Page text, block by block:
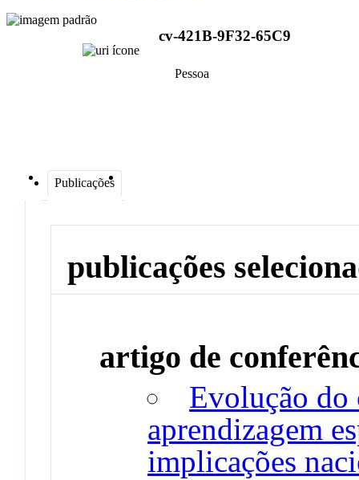
cv-421B-9F32-65C9
Pessoa
Publicações
publicações
artigo de
Evolução do
aprendizagem
implicações